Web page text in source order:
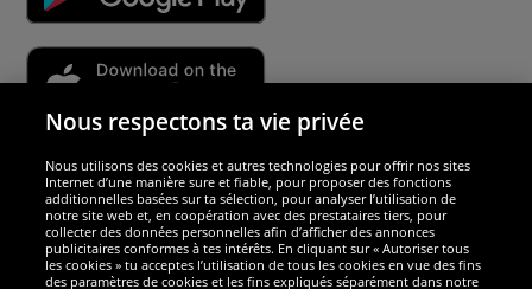
Sécurité
Nous sommes excellents
Nous respectons ta vie privée
Nous utilisons des cookies et autres technologies pour offrir nos sites
Internet d’une manière sure et fiable, pour proposer des fonctions
additionnelles basées sur ta sélection, pour analyser l’utilisation de
notre site web et, en coopération avec des prestataires tiers, pour
collecter des données personnelles afin d’afficher des annonces
publicitaires conformes à tes intérêts. En cliquant sur « Autoriser tous
les cookies » tu acceptes l’utilisation de tous les cookies en vue des fins
des paramètres de cookies et les fins expliqués séparément dans notre